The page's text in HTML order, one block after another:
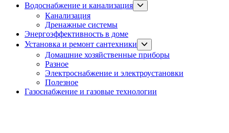
Водоснабжение и канализация
sub
Канализация
Дренажные системы
Энергоэффективность в доме
Установка и ремонт сантехники
Show
sub
menu
Домашние хозяйственные приборы
Разное
Электроснабжение и электроустановки
Полезное
Газоснабжение и газовые технологии